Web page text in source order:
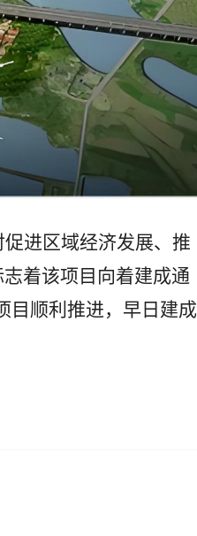
进区域经济发展、推
着该项目向着建成通
目顺利推进，早日建成